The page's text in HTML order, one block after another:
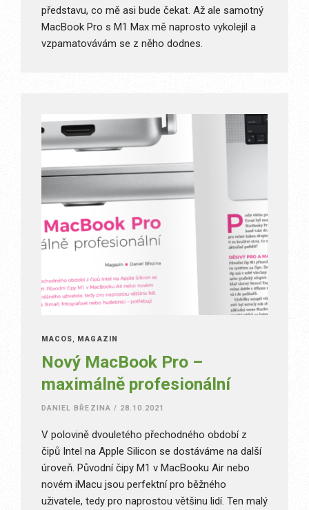
představu, co mě asi bude čekat. Až ale samotný
MacBook Pro s M1 Max mě naprosto vykolejil a
vzpamatovávám se z něho dodnes.
MACOS, MAGAZÍN
Nový MacBook Pro –
maximálně profesionální
DANIEL BŘEZINA / 28.10.2021
V polovině dvouletého přechodného období z
čipů Intel na Apple Silicon se dostáváme na další
úroveň. Původní čipy M1 v MacBooku Air nebo
novém iMacu jsou perfektní pro běžného
uživatele, tedy pro naprostou většinu lidí. Ten malý